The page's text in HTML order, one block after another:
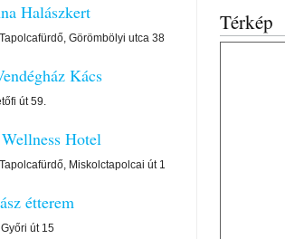
Halászkert
Görömbölyi utca 38
Kács
út 59.
Hotel
Miskolctapolcai út 1
étterem
út 15
Térkép